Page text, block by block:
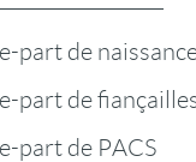
part de
part de
part de PACS